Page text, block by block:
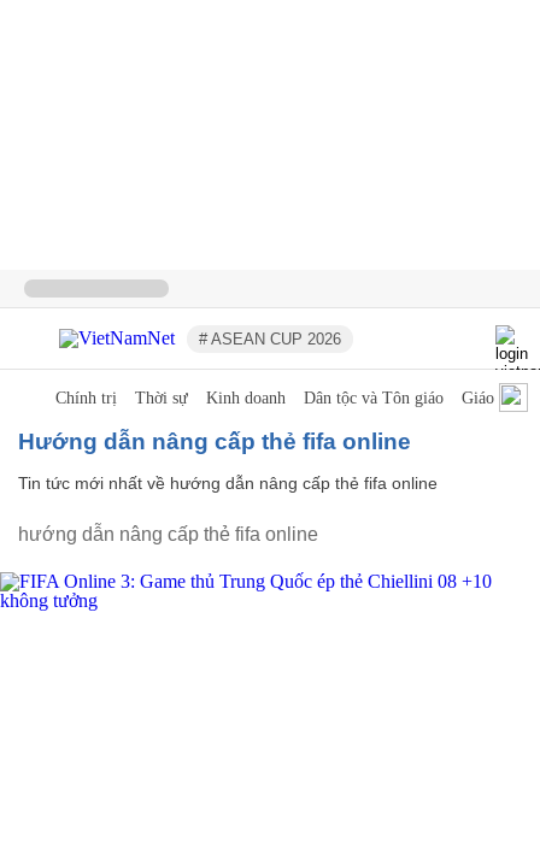
# ASEAN CUP 2026
Chính trị Thời sự Kinh doanh Dân tộc và Tôn giáo Giáo dục
hướng dẫn nâng cấp thẻ fifa online
Tin tức mới nhất về hướng dẫn nâng cấp thẻ fifa online
hướng dẫn nâng cấp thẻ fifa online